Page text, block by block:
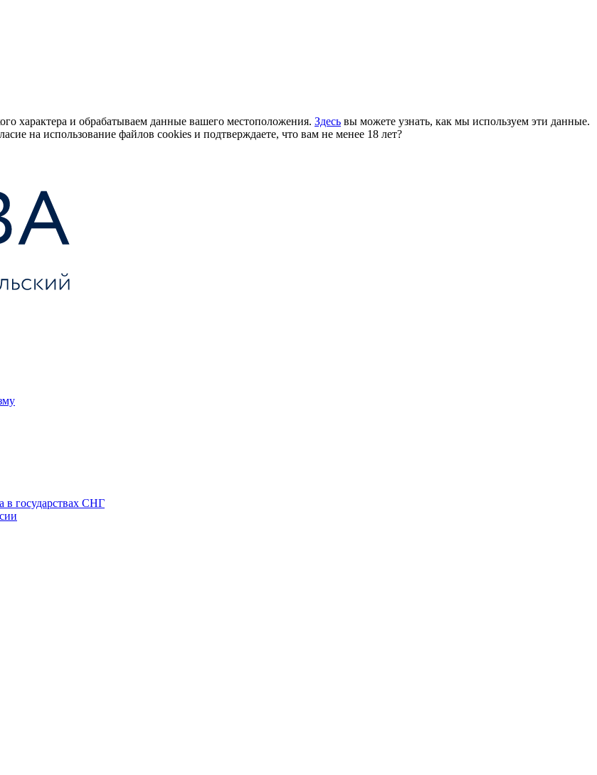
характера и обрабатываем данные вашего местоположения. Здесь вы можете узнать, как мы используем эти данные.
на использование файлов cookies и подтверждаете, что вам не менее 18 лет?
в государствах СНГ